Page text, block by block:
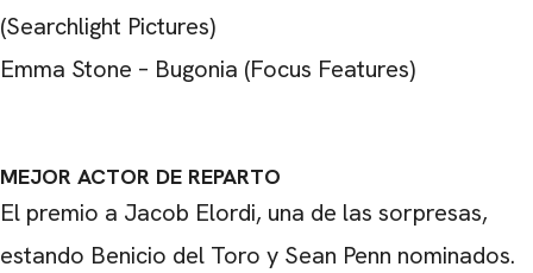
(Searchlight Pictures)
Emma Stone – Bugonia (Focus Features)
MEJOR ACTOR DE REPARTO
El premio a Jacob Elordi, una de las sorpresas,
estando Benicio del Toro y Sean Penn nominados.